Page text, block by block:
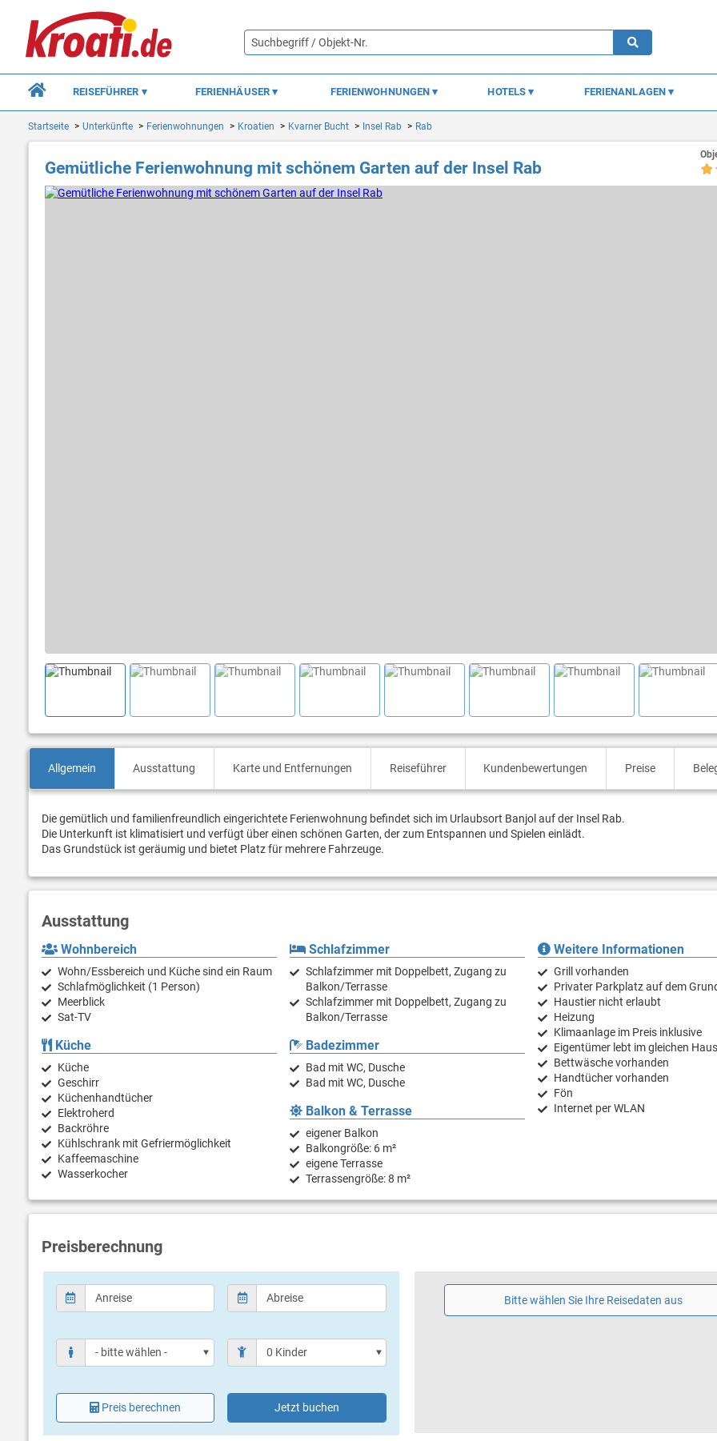
REISEFÜHRER FERIENHÄUSER FERIENWOHNUNGEN HOTELS FERIENANLAGEN
Startseite Unterkünfte Ferienwohnungen Kroatien Kvarner Bucht Insel Rab Rab
Gemütliche Ferienwohnung mit schönem Garten auf der Insel Rab
Allgemein Ausstattung Karte und Entfernungen Reiseführer Kundenbewertungen Preise
Die gemütlich und familienfreundlich eingerichtete Ferienwohnung befindet sich im Urlaubsort Banjol auf der Insel Rab.
Die Unterkunft ist klimatisiert und verfügt über einen schönen Garten, der zum Entspannen und Spielen einlädt.
Das Grundstück ist geräumig und bietet Platz für mehrere Fahrzeuge.
Ausstattung
Wohnbereich
Wohn/Essbereich und Küche sind ein Raum
Schlafmöglichkeit (1 Person)
Meerblick
Sat-TV
Küche
Küche
Geschirr
Küchenhandtücher
Elektroherd
Backröhre
Kühlschrank mit Gefriermöglichkeit
Kaffeemaschine
Wasserkocher
Schlafzimmer
Schlafzimmer mit Doppelbett, Zugang zu
Balkon/Terrasse
Schlafzimmer mit Doppelbett, Zugang zu
Balkon/Terrasse
Badezimmer
Bad mit WC, Dusche
Bad mit WC, Dusche
Balkon & Terrasse
eigener Balkon
Balkongröße: 6 m²
eigene Terrasse
Terrassengröße: 8 m²
Weitere Informationen
Grill vorhanden
Privater Parkplatz auf dem
Haustier nicht erlaubt
Heizung
Klimaanlage im Preis inklusive
Eigentümer lebt im gleichen Haus
Bettwäsche vorhanden
Handtücher vorhanden
Fön
Internet per WLAN
Preisberechnung
Preis berechnen Jetzt buchen
Bitte wählen Sie Ihre Reisedaten aus